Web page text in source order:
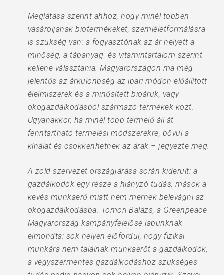
Meglátása szerint ahhoz, hogy minél többen
vásároljanak biotermékeket, szemléletformálásra
is szükség van: a fogyasztónak az ár helyett a
minőség, a tápanyag- és vitamintartalom szerint
kellene választania. Magyarországon ma még
jelentős az árkülönbség az ipari módon előállított
élelmiszerek és a minősített bioáruk, vagy
ökogazdálkodásból származó termékek közt.
Ugyanakkor, ha minél több termelő áll át
fenntartható termelési módszerekre, bővül a
kínálat és csökkenhetnek az árak – jegyezte meg.
A zöld szervezet országjárása során kiderült: a
gazdálkodók egy része a hiányzó tudás, mások a
kevés munkaerő miatt nem mernek belevágni az
ökogazdálkodásba. Tömöri Balázs, a Greenpeace
Magyarország kampányfelelőse lapunknak
elmondta: sok helyen előfordul, hogy fizikai
munkára nem találnak munkaerőt a gazdálkodók,
a vegyszermentes gazdálkodáshoz szükséges